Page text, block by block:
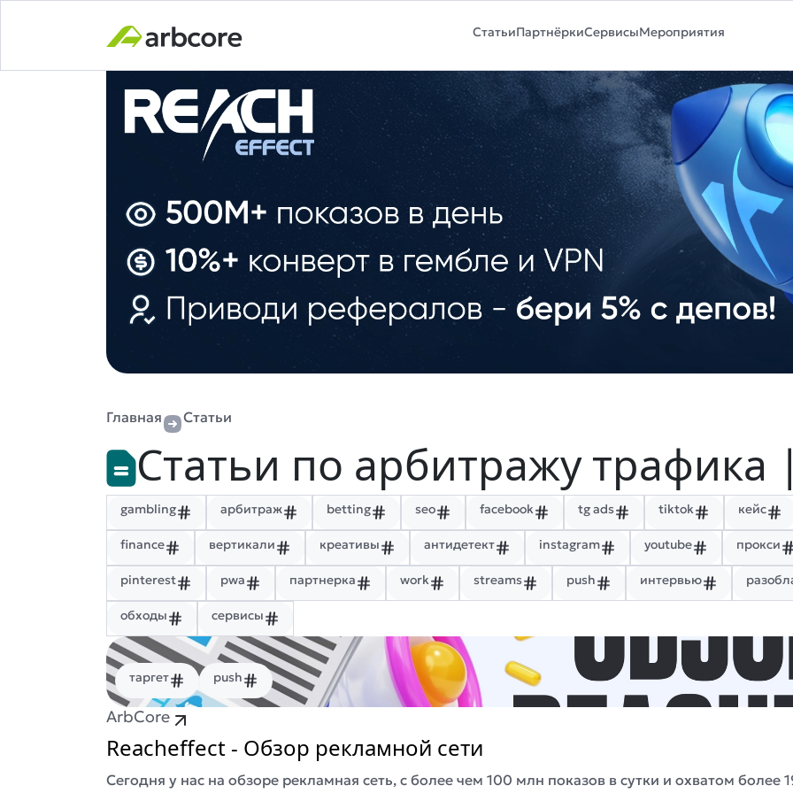
СтатьиПартнёркиСервисыМероприятия
Главная Статьи
Статьи по арбитражу трафика
gambling арбитраж betting seo facebook tg ads tiktok кейс
finance вертикали креативы антидетект instagram youtube прокси
pinterest pwa партнерка work streams push интервью
обходы сервисы
таргет push
ArbCore
Reacheffect - Обзор рекламной сети
Сегодня у нас на обзоре рекламная сеть, с более чем 100 млн показов в сутки и охватом более